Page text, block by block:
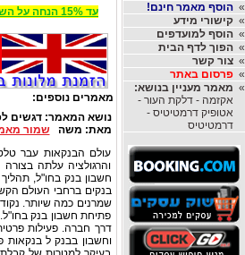
»הוסף מאמר חינם!
»קישורי מידע
»הוסף למועדפים
»הפוך לדף הבית
»צור קשר
»פרסום באתר
» מאמר מעניין בנושא:
אקזמה - דלקת העור -
אטופיק דרמטיטיס -
דרמטיטיס
עד 15% הנחה על השכרת רכב בחו"ל, מהחברות הגדולות בעולם, לחצו ל Rentingcar
מאמרים נוספים:
נושא המאמר:דגשים
מאת: משהשמור
עולם הבנקאות עבר
והרגולציה עלתה
חשבון בנק בחו"ל,
בנקים ברחבי העולם
שמרנים כמה שיותר.
פתיחת חשבון בנק
דרך חברה. פעילות
וחשבון בבנק ל